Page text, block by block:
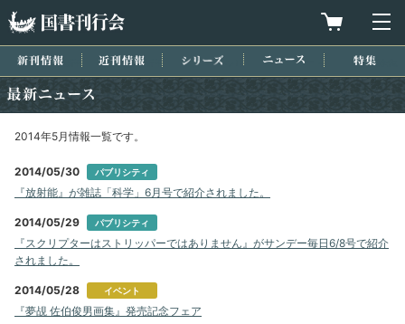
買物カゴを
新刊情報 近刊情報 シリーズ ニュース
2014年5月情報一覧です。
2014/05/30 パブリシティ
『放射能』が雑誌「科学」6月号で紹介されました。
2014/05/29 パブリシティ
『スクリプターはストリッパーではありません』がサンデー毎日6/8号で紹介
されました。
2014/05/28 イベント
『夢覘 佐伯俊男画集』発売記念フェア